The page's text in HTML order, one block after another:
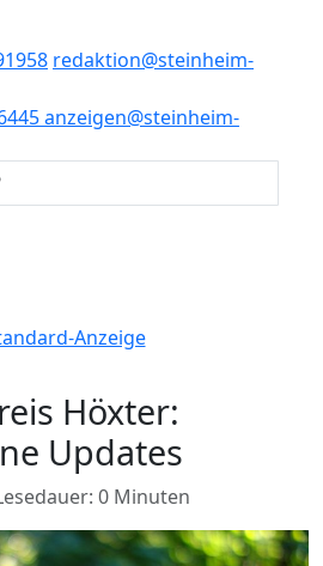
redaktion@steinheim-
anzeigen@steinheim-
Höxter:
Updates
0 Minuten